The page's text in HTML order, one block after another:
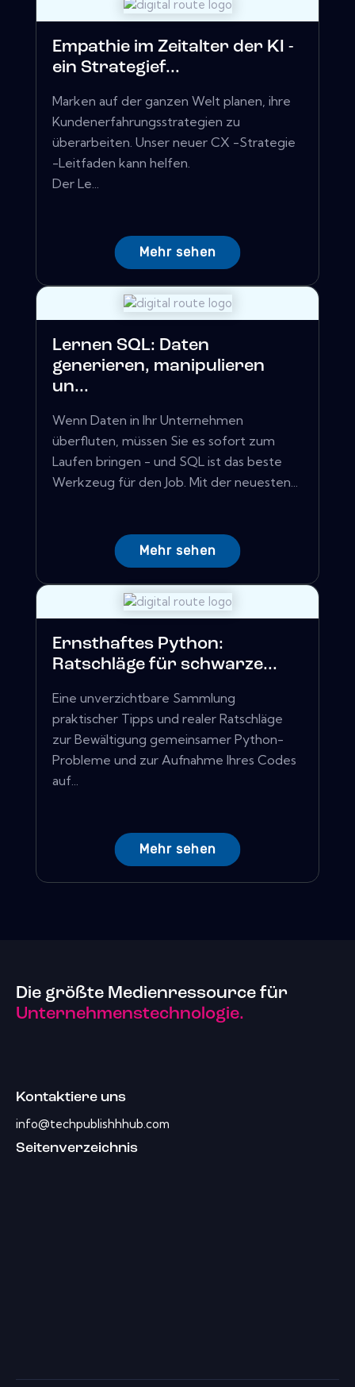
Empathie im Zeitalter der KI -
ein Strategief...
Marken auf der ganzen Welt planen, ihre
Kundenerfahrungsstrategien zu
überarbeiten. Unser neuer CX -Strategie
-Leitfaden kann helfen.
Der Le...
Mehr sehen
Lernen SQL: Daten
generieren, manipulieren
un...
Wenn Daten in Ihr Unternehmen
überfluten, müssen Sie es sofort zum
Laufen bringen - und SQL ist das beste
Werkzeug für den Job. Mit der neuesten...
Mehr sehen
Ernsthaftes Python:
Ratschläge für schwarze...
Eine unverzichtbare Sammlung
praktischer Tipps und realer Ratschläge
zur Bewältigung gemeinsamer Python-
Probleme und zur Aufnahme Ihres Codes
auf...
Mehr sehen
Die größte Medienressource für
Unternehmenstechnologie.
Kontaktiere uns
info@techpublishhhub.com
Seitenverzeichnis